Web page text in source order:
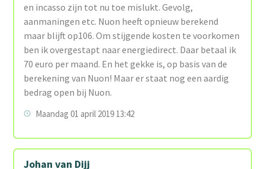
en incasso zijn tot nu toe mislukt. Gevolg,
aanmaningen etc. Nuon heeft opnieuw berekend
maar blijft op106. Om stijgende kosten te voorkomen
ben ik overgestapt naar energiedirect. Daar betaal ik
70 euro per maand. En het gekke is, op basis van de
berekening van Nuon! Maar er staat nog een aardig
bedrag open bij Nuon.
Maandag 01 april 2019 13:42
Johan van Dijj